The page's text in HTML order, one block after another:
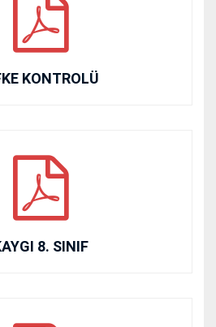
KONTROLÜ
8. SINIF